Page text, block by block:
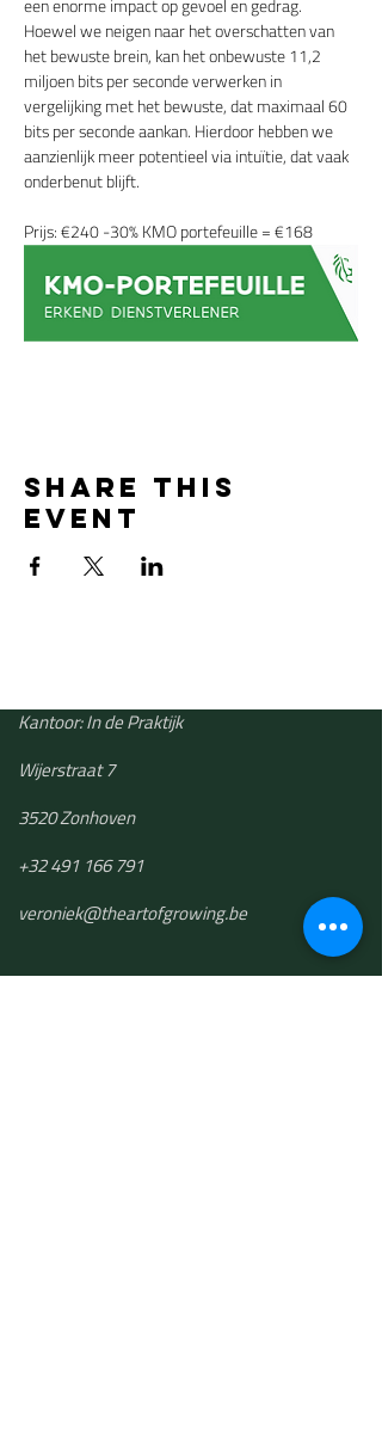
Hoewel we neigen naar het overschatten van
het bewuste brein, kan het onbewuste 11,2
miljoen bits per seconde verwerken in
vergelijking met het bewuste, dat maximaal 60
bits per seconde aankan. Hierdoor hebben we
aanzienlijk meer potentieel via intuïtie, dat vaak
onderbenut blijft.
Prijs: €240 -30% KMO portefeuille = €168
Share this
event
Kantoor: In de Praktijk
Wijerstraat 7
3520 Zonhoven
+32 491 166 791
​veroniek@theartofgrowing.be